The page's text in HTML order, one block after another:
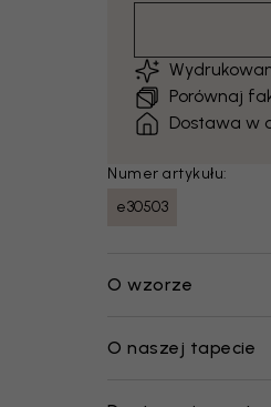
Porównaj
Dostawa w
Numer artykułu:
e30503
O wzorze
O naszej tapecie